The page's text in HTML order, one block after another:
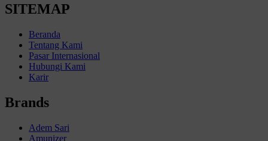
SITEMAP
Beranda
Tentang Kami
Pasar Internasional
Hubungi Kami
Karir
Brands
Adem Sari
Amunizer